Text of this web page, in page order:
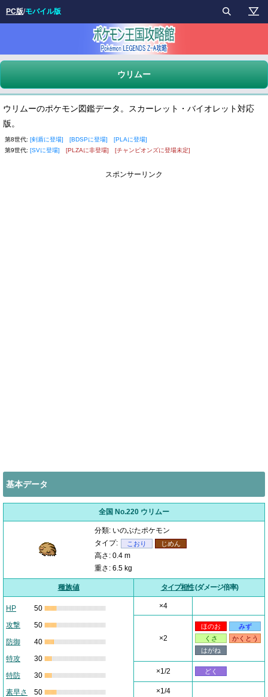
ウリムー
ウリムーのポケモン図鑑データ。スカーレット・バイオレット対応
版。
第8世代: [剣盾に登場] [BDSPに登場]
[PLAに登場]
第9世代: [SVに登場] [PLZAに非登場] [チャンピオンズに登場未定]
スポンサーリンク
基本データ
全国 No.220 ウリムー
分類: いのぶたポケモン
タイプ:
こおり じめん
高さ: 0.4 m
重さ: 6.5 kg
種族値 タイプ相性(ダメージ倍率)
HP
50
攻撃
50
防御
40
特攻
30
特防
30
素早さ
50
×4
×2
ほのお
みず
くさ
かくとう
はがね
×1/2 どく
×1/4
PC版/モバイル版